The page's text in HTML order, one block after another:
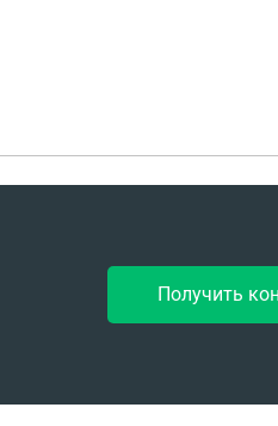
это прсото
на отличной ноте,она
Получить